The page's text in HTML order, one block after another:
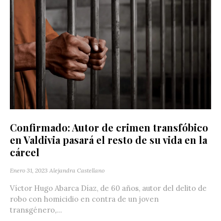
Confirmado: Autor de crimen transfóbico
en Valdivia pasará el resto de su vida en la
cárcel
Enero 31, 2023 Alejandra Castellano
Víctor Hugo Abarca Díaz, de 60 años, autor del delito de
robo con homicidio en contra de un joven
transgénero,...